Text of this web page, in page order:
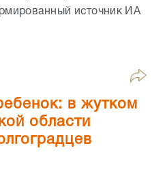
источник ИА
в жутком
области